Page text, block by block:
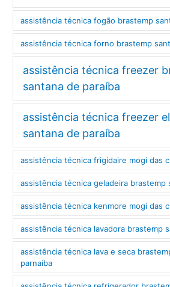
assistência técnica fogão brastemp
assistência técnica forno brastemp
assistência técnica freezer
santana de paraíba
assistência técnica freezer
santana de paraíba
assistência técnica frigidaire mogi das
assistência técnica geladeira brastemp
assistência técnica kenmore mogi das
assistência técnica lavadora brastemp
assistência técnica lava e seca
parnaíba